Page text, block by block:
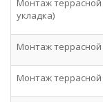
Монтаж террасной
укладка)
Монтаж террасной
Монтаж